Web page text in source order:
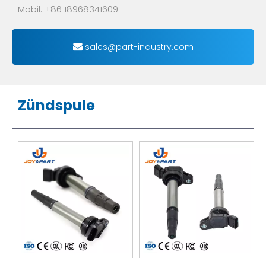
Mobil: +86 18968341609
sales@part-industry.com
Zündspule